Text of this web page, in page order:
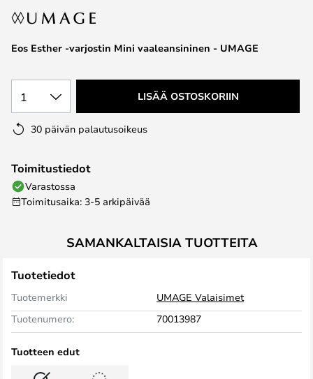
the
images
Eos Esther -varjostin Mini vaaleansininen - UMAGE
1 LISÄÄ OSTOSKORIIN
30 päivän palautusoikeus
Toimitustiedot
Varastossa
Toimitusaika: 3-5 arkipäivää
SAMANKALTAISIA TUOTTEITA
Tuotetiedot
Tuotemerkki
UMAGE Valaisimet
Tuotenumero:
70013987
Tuotteen edut